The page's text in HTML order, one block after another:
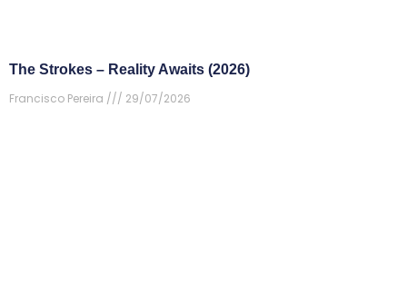
The Strokes – Reality Awaits (2026)
Francisco Pereira
29/07/2026